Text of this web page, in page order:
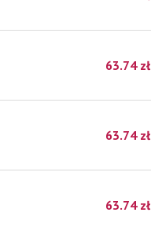
63.74 zł
63.74 zł
63.74 zł